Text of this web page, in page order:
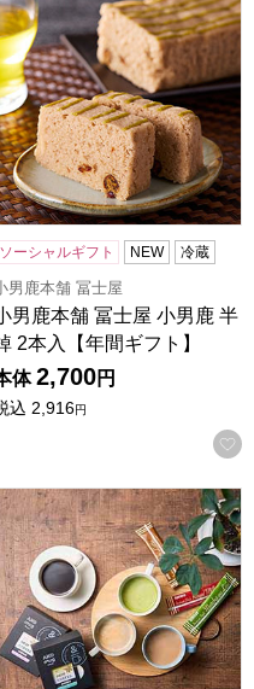
に入りに登録する
ソーシャルギフト NEW 冷蔵
男鹿本舗 冨士屋
男鹿本舗 冨士屋 小男鹿 半
2本入【年間ギフト】
体 2,700円
込 2,916円
本【年間ギフト】
トールコーヒー ドリップ